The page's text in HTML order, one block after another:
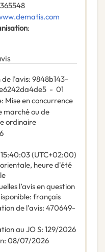
:
l’avis: 9848b143-
- 01
: Mise en concurrence
marché ou de
ordinaire
15:40:03 (UTC+02:00)
heure d'été
l’avis en question
: français
de l’avis: 470649-
au JO S: 129/2026
: 08/07/2026